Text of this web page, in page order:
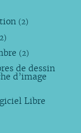
(2)
(2)
de dessin
d’image
Libre